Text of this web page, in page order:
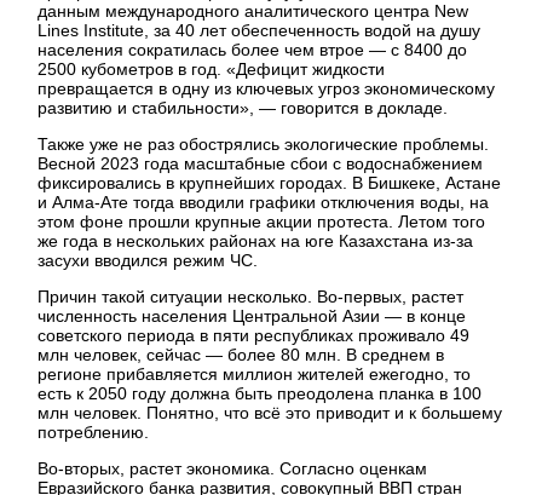
данным международного аналитического центра New
Lines Institute, за 40 лет обеспеченность водой на душу
населения сократилась более чем втрое — с 8400 до
2500 кубометров в год. «Дефицит жидкости
превращается в одну из ключевых угроз экономическому
развитию и стабильности», — говорится в докладе.
Также уже не раз обострялись экологические проблемы.
Весной 2023 года масштабные сбои с водоснабжением
фиксировались в крупнейших городах. В Бишкеке, Астане
и Алма-Ате тогда вводили графики отключения воды, на
этом фоне прошли крупные акции протеста. Летом того
же года в нескольких районах на юге Казахстана из-за
засухи вводился режим ЧС.
Причин такой ситуации несколько. Во-первых, растет
численность населения Центральной Азии — в конце
советского периода в пяти республиках проживало 49
млн человек, сейчас — более 80 млн. В среднем в
регионе прибавляется миллион жителей ежегодно, то
есть к 2050 году должна быть преодолена планка в 100
млн человек. Понятно, что всё это приводит и к большему
потреблению.
Во-вторых, растет экономика. Согласно оценкам
Евразийского банка развития, совокупный ВВП стран